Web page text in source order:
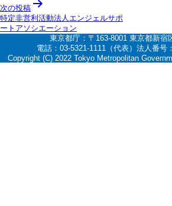
ナ
ビ
ゲ
ー
次の投稿
特定非営利活動法人エンジェルサポ
ートアソシエーション
東京都庁：〒163-8001 東京都新宿
電話：03-5321-1111（代表）法人番号
Copyright (C) 2022 Tokyo Metropolitan